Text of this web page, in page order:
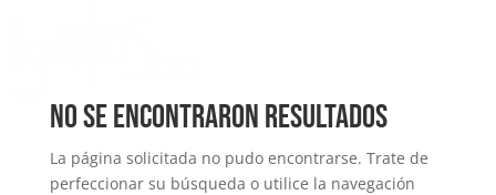
No se encontraron resultados
La página solicitada no pudo encontrarse. Trate de
perfeccionar su búsqueda o utilice la navegación